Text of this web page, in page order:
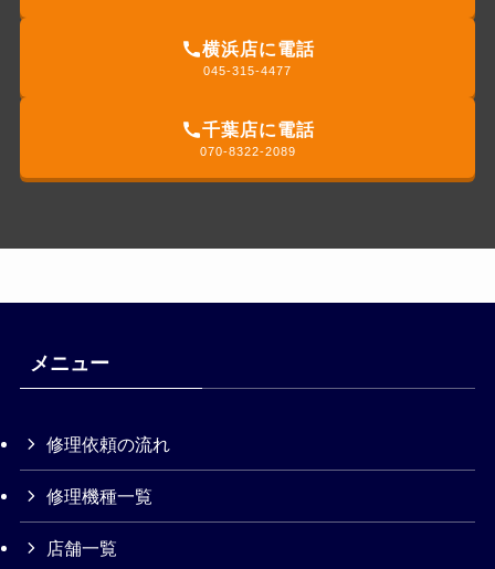
横浜店に電話
045-315-4477
千葉店に電話
070-8322-2089
メニュー
修理依頼の流れ
修理機種一覧
店舗一覧